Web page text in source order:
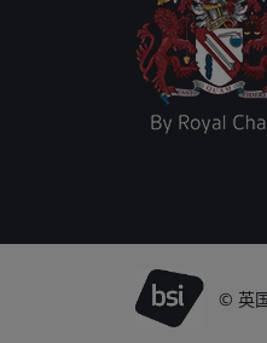
© 英